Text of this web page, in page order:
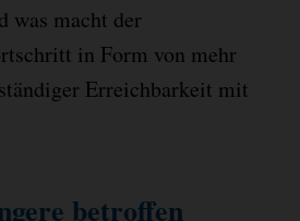
was macht der
in Form von mehr
Erreichbarkeit mit
betroffen